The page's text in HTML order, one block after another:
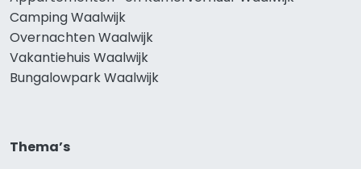
Camping Waalwijk
Overnachten Waalwijk
Vakantiehuis Waalwijk
Bungalowpark Waalwijk
Thema’s